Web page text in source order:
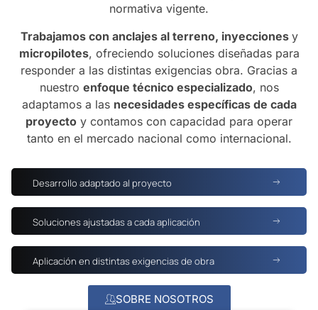
normativa vigente.
Trabajamos con anclajes al terreno, inyecciones y
micropilotes, ofreciendo soluciones diseñadas para
responder a las distintas exigencias obra. Gracias a
nuestro enfoque técnico especializado, nos
adaptamos a las necesidades específicas de cada
proyecto y contamos con capacidad para operar
tanto en el mercado nacional como internacional.
Desarrollo adaptado al proyecto
Soluciones ajustadas a cada aplicación
Aplicación en distintas exigencias de obra
SOBRE NOSOTROS